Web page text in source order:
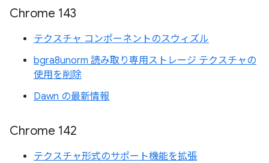
Chrome 143
テクスチャ コンポーネントのスウィズル
bgra8unorm 読み取り専用ストレージ テクスチャの
使用を削除
Dawn の最新情報
Chrome 142
テクスチャ形式のサポート機能を拡張